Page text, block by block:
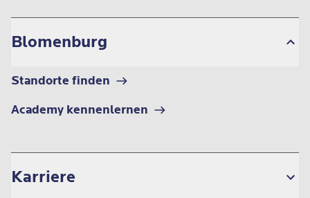
Blomenburg
Standorte finden
Academy kennenlernen
Karriere